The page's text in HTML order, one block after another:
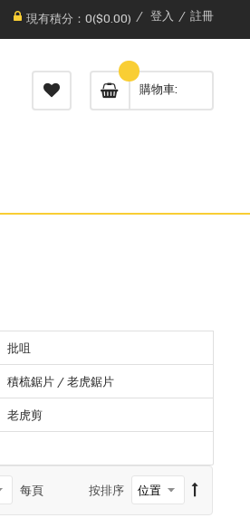
現有積分：0($0.00) 登入 註冊
購物車
批咀
積梳鋸片 / 老虎鋸片
老虎剪
按排序
每頁